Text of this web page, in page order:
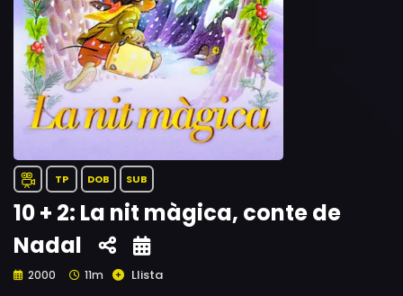
TP DOB SUB
10 + 2: La nit màgica, conte de
Nadal
2000 11m Llista